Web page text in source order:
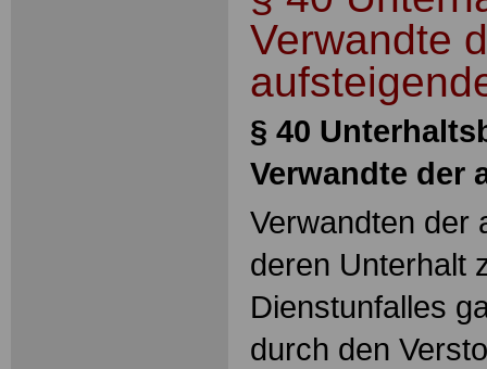
Verwandte
§ 40
Verwandte der
Verwandten der
deren Unterhalt
Dienstunfalles
durch den